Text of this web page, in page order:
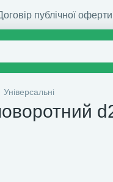
публічної оферти
Універсальні